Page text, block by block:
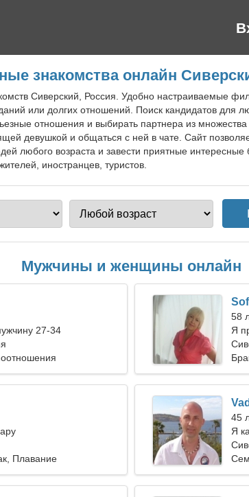
знакомства онлайн
Сиверский, Россия. Удобно настраиваемые
или долгих отношений. Поиск кандидатов для
отношения и выбирать партнера из
девушкой и общаться с ней в чате. Сайт
любого возраста и завести приятные
иностранцев, туристов.
Мужчины и женщины онлайн
27-34
58
Я
Плавание
45
Я